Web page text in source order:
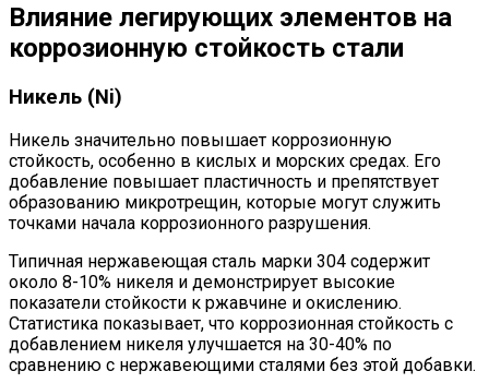
Влияние легирующих элементов на
коррозионную стойкость стали
Никель (Ni)
Никель значительно повышает коррозионную
стойкость, особенно в кислых и морских средах. Его
добавление повышает пластичность и препятствует
образованию микротрещин, которые могут служить
точками начала коррозионного разрушения.
Типичная нержавеющая сталь марки 304 содержит
около 8-10% никеля и демонстрирует высокие
показатели стойкости к ржавчине и окислению.
Статистика показывает, что коррозионная стойкость с
добавлением никеля улучшается на 30-40% по
сравнению с нержавеющими сталями без этой добавки.